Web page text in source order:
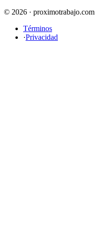
© 2026 · proximotrabajo.com
Términos
·Privacidad